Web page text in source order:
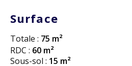
Surface
Totale : 75 m²
RDC : 60 m²
Sous-sol : 15 m²